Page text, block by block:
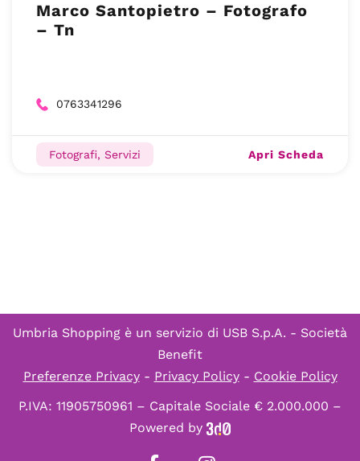
Marco Santopietro – Fotografo
– Tn
0763341296
Fotografi, Servizi Apri Scheda
Umbria Shopping è un servizio di USB S.p.A. - Società
Benefit
Preferenze Privacy- Privacy Policy- Cookie Policy
P.IVA: 11905750961 – Capitale Sociale € 2.000.000 –
Powered by